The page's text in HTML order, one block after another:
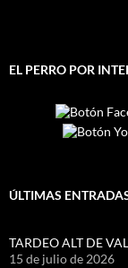
EL PERRO POR
ÚLTIMAS
TARDEO ALT DE
15 de julio de 2026